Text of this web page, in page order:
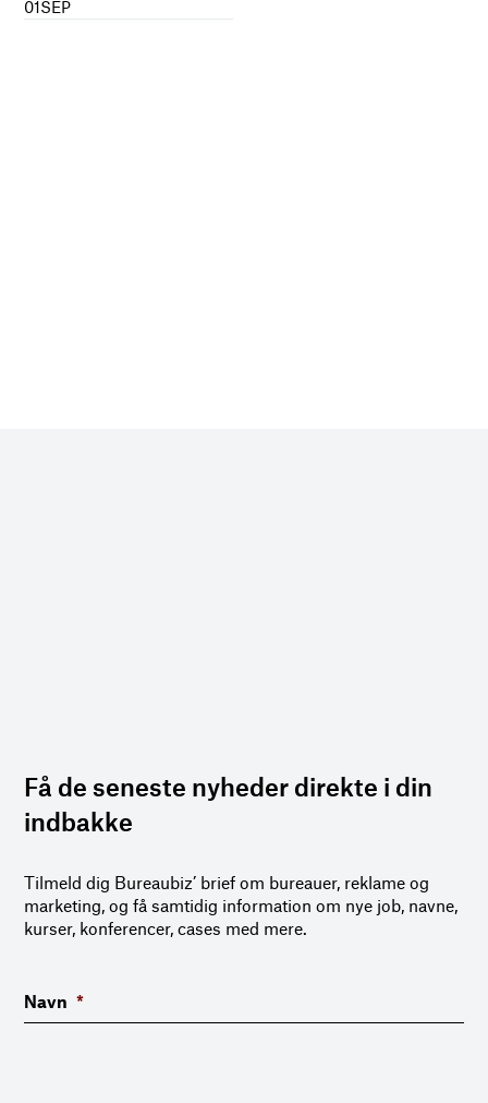
01SEP
Få de seneste nyheder direkte i din
indbakke
Tilmeld dig Bureaubiz’ brief om bureauer, reklame og
marketing, og få samtidig information om nye job, navne,
kurser, konferencer, cases med mere.
Navn *